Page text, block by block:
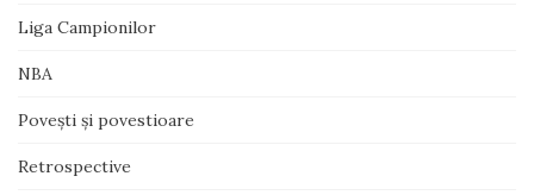
Liga Campionilor
NBA
Poveşti şi povestioare
Retrospective